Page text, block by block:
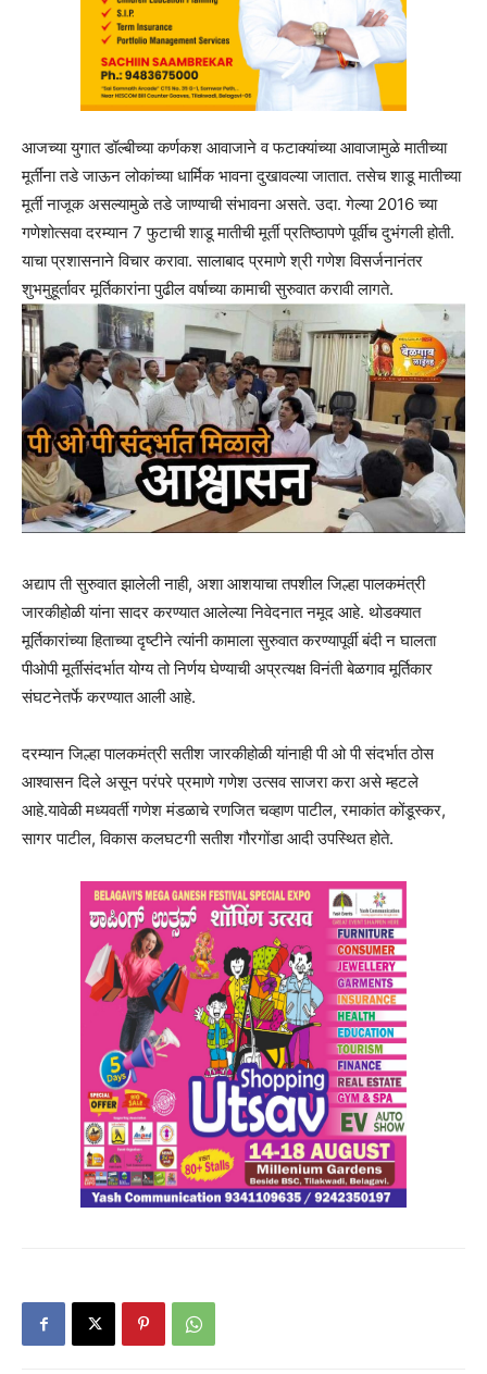
आजच्या युगात डॉल्बीच्या कर्णकश आवाजाने व फटाक्यांच्या आवाजामुळे मातीच्या
मूर्तींना तडे जाऊन लोकांच्या धार्मिक भावना दुखावल्या जातात. तसेच शाडू मातीच्या
मूर्ती नाजूक असल्यामुळे तडे जाण्याची संभावना असते. उदा. गेल्या 2016 च्या
गणेशोत्सवा दरम्यान 7 फुटाची शाडू मातीची मूर्ती प्रतिष्ठापणे पूर्वीच दुभंगली होती.
याचा प्रशासनाने विचार करावा. सालाबाद प्रमाणे श्री गणेश विसर्जनानंतर
शुभमुहूर्तावर मूर्तिकारांना पुढील वर्षाच्या कामाची सुरुवात करावी लागते.
अद्याप ती सुरुवात झालेली नाही, अशा आशयाचा तपशील जिल्हा पालकमंत्री
जारकीहोळी यांना सादर करण्यात आलेल्या निवेदनात नमूद आहे. थोडक्यात
मूर्तिकारांच्या हिताच्या दृष्टीने त्यांनी कामाला सुरुवात करण्यापूर्वी बंदी न घालता
पीओपी मूर्तीसंदर्भात योग्य तो निर्णय घेण्याची अप्रत्यक्ष विनंती बेळगाव मूर्तिकार
संघटनेतर्फे करण्यात आली आहे.
दरम्यान जिल्हा पालकमंत्री सतीश जारकीहोळी यांनाही पी ओ पी संदर्भात ठोस
आश्वासन दिले असून परंपरे प्रमाणे गणेश उत्सव साजरा करा असे म्हटले
आहे.यावेळी मध्यवर्ती गणेश मंडळाचे रणजित चव्हाण पाटील, रमाकांत कोंडूस्कर,
सागर पाटील, विकास कलघटगी सतीश गौरगोंडा आदी उपस्थित होते.